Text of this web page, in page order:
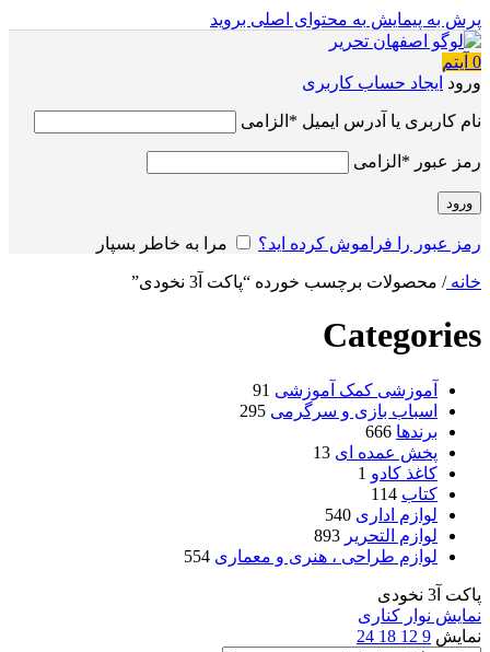
پرش به پیمایش به محتوای اصلی بروید
0 آیتم
ورود ایجاد حساب کاربری
نام کاربری یا آدرس ایمیل * الزامی
رمز عبور * الزامی
ورود
رمز عبور را فراموش کرده اید؟ مرا به خاطر بسپار
خانه/ محصولات برچسب خورده “پاکت آ3 نخودی”
Categories
آموزشی کمک آموزشی 91
اسباب بازی و سرگرمی 295
برندها 666
پخش عمده ای 13
کاغذ کادو 1
کتاب 114
لوازم اداری 540
لوازم التحریر 893
لوازم طراحی ، هنری و معماری 554
پاکت آ3 نخودی
نمایش نوار کناری
نمایش 9
12
18
24